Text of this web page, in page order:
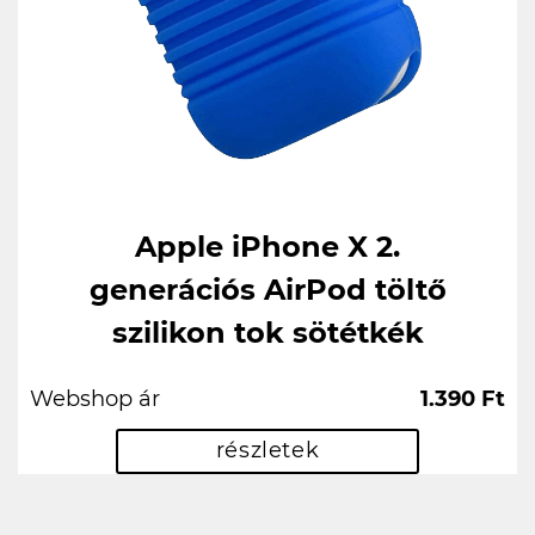
Apple iPhone X 2.
generációs AirPod töltő
szilikon tok sötétkék
Webshop ár
1.390 Ft
részletek